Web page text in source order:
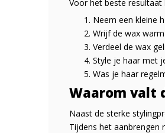
Voor het beste resultaat
Neem een kleine
Wrijf de wax
Verdeel de wax
Style je haar met
Was je haar
Waarom valt
Naast de sterke
Tijdens het aanbrengen